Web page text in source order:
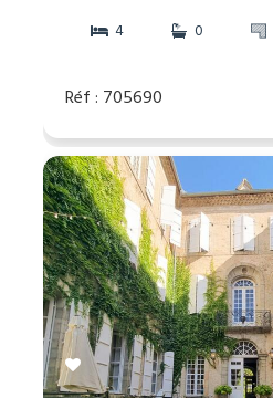
4
0
Réf : 705690